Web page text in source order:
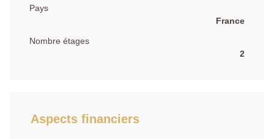
Pays
France
Nombre étages
2
Aspects financiers